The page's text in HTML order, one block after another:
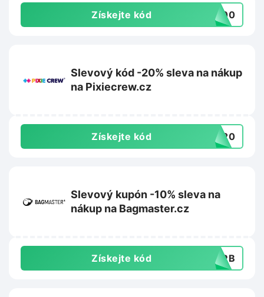
Získejte kód A100
Slevový kód -20% sleva na nákup
na Pixiecrew.cz
Získejte kód LE20
Slevový kupón -10% sleva na
nákup na Bagmaster.cz
Získejte kód GMRB